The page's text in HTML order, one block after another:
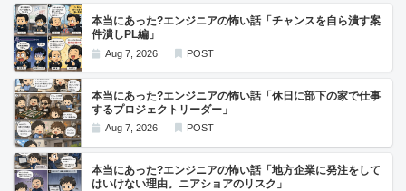
管理をすることできるコンテナオーケストレーションサービス ECSは
EC2とFargateの2種類の起動タイプがある 起動タイプEC2の場合、価格
は安いがホストOSなどの管理はユーザーがする必要がある 起動タイプ
Fargateの場合、価格が高額になる反面、ホストOSの管理はAWS側で実
施してくれる ECSはタスク、サービス、クラスターという3要素から構
成される タスク : タスク定義の内容に基づいてECS上でコンテナを起動
する役割 タスク定義 : コンテナの起動内容を定義したもの(起動タイプ、
CPU、メモリ、イメージのURL、ネットワーク設定、環境変数など) サ
ービス : ECS上で起動するタスクを管理する(起動させるタスクの数や、
使用するタスク定義を定義する) クラスター : サービスや、タスクを実行
する基盤で、サービスや、タスクをグループ化する 本サイトへのご意
見、お問い合わせなどありましたらこちらからご連絡下さい。
本当にあった?エンジニアの怖い話「チャンスを自ら潰す案
件潰しPL編」
Aug 7, 2026 POST
本当にあった?エンジニアの怖い話「休日に部下の家で仕事
するプロジェクトリーダー」
Aug 7, 2026 POST
本当にあった?エンジニアの怖い話「地方企業に発注をして
はいけない理由。ニアショアのリスク」